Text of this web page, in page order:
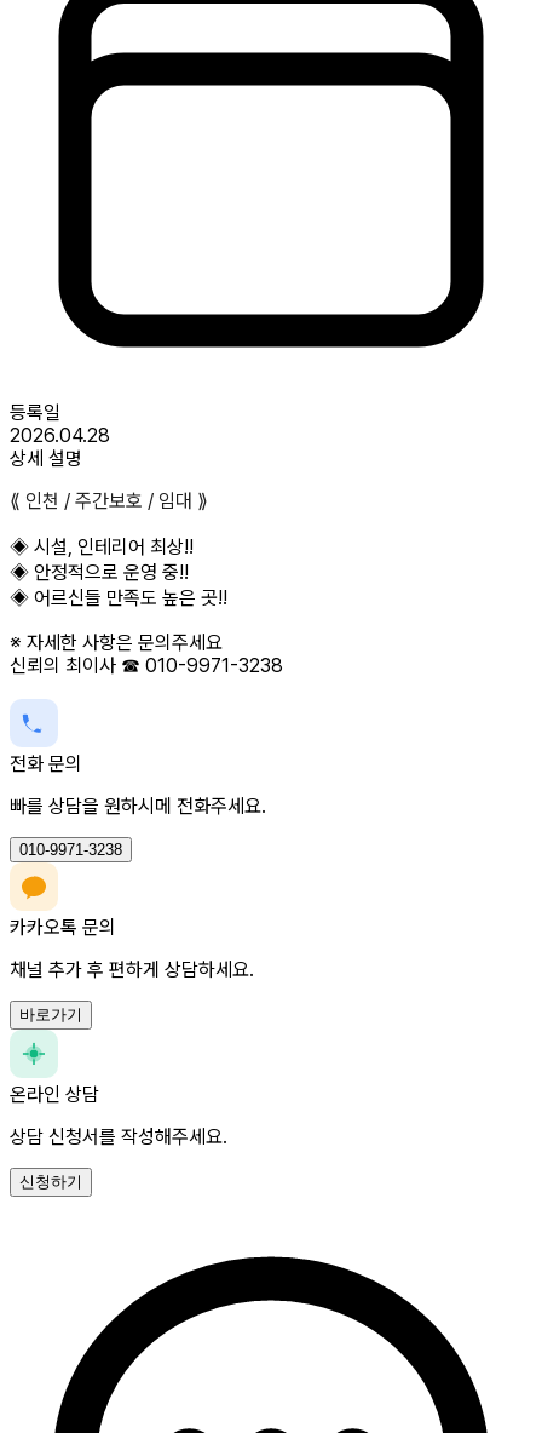
등록일
2026.04.28
상세 설명
⟪ 인천 / 주간보호 / 임대 ⟫
◈ 시설, 인테리어 최상!!
◈ 안정적으로 운영 중!!
◈ 어르신들 만족도 높은 곳!!
※ 자세한 사항은 문의주세요
신뢰의 최이사 ☎ 010-9971-3238
전화 문의
빠를 상담을 원하시메 전화주세요.
010-9971-3238
카카오톡 문의
채널 추가 후 편하게 상담하세요.
바로가기
온라인 상담
상담 신청서를 작성해주세요.
신청하기